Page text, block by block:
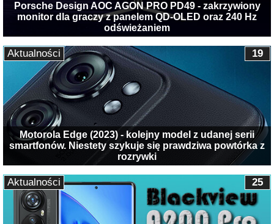
Porsche Design AOC AGON PRO PD49 - zakrzywiony
monitor dla graczy z panelem QD-OLED oraz 240 Hz
odświeżaniem
Motorola Edge (2023) - kolejny model z udanej serii
smartfonów. Niestety szykuje się prawdziwa powtórka z
rozrywki
19
Aktualności
25
Aktualności